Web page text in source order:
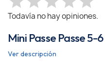
Todavía no hay opiniones.
Mini Passe Passe 5-
Ver descripción